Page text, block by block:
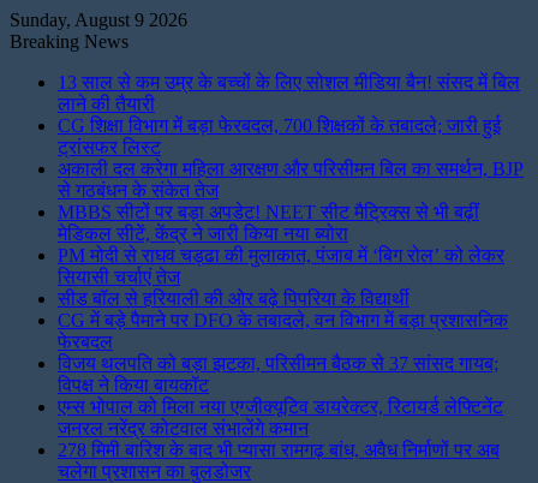
Sunday, August 9 2026
Breaking News
13 साल से कम उम्र के बच्चों के लिए सोशल मीडिया बैन! संसद में बिल
लाने की तैयारी
CG शिक्षा विभाग में बड़ा फेरबदल, 700 शिक्षकों के तबादले; जारी हुई
ट्रांसफर लिस्ट
अकाली दल करेगा महिला आरक्षण और परिसीमन बिल का समर्थन, BJP
से गठबंधन के संकेत तेज
MBBS सीटों पर बड़ा अपडेट! NEET सीट मैट्रिक्स से भी बढ़ीं
मेडिकल सीटें, केंद्र ने जारी किया नया ब्योरा
PM मोदी से राघव चड्ढा की मुलाकात, पंजाब में ‘बिग रोल’ को लेकर
सियासी चर्चाएं तेज
सीड बॉल से हरियाली की ओर बढ़े पिपरिया के विद्यार्थी
CG में बड़े पैमाने पर DFO के तबादले, वन विभाग में बड़ा प्रशासनिक
फेरबदल
विजय थलपति को बड़ा झटका, परिसीमन बैठक से 37 सांसद गायब;
विपक्ष ने किया बायकॉट
एम्स भोपाल को मिला नया एग्जीक्यूटिव डायरेक्टर, रिटायर्ड लेफ्टिनेंट
जनरल नरेंद्र कोटवाल संभालेंगे कमान
278 मिमी बारिश के बाद भी प्यासा रामगढ़ बांध, अवैध निर्माणों पर अब
चलेगा प्रशासन का बुलडोजर